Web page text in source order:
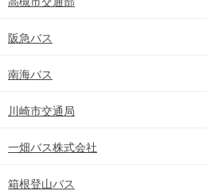
阪急バス
南海バス
川崎市交通局
一畑バス株式会社
箱根登山バス